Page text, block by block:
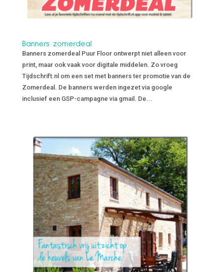
Banners zomerdeal
Banners zomerdeal Puur Floor ontwerpt niet alleen voor
print, maar ook vaak voor digitale middelen. Zo vroeg
Tijdschrift.nl om een set met banners ter promotie van de
Zomerdeal. De banners werden ingezet via google
inclusief een GSP-campagne via gmail. De...